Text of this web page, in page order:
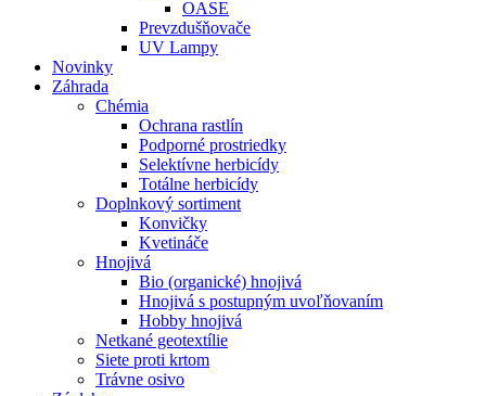
OASE
Prevzdušňovače
UV Lampy
Novinky
Záhrada
Chémia
Ochrana rastlín
Podporné prostriedky
Selektívne herbicídy
Totálne herbicídy
Doplnkový sortiment
Konvičky
Kvetináče
Hnojivá
Bio (organické) hnojivá
Hnojivá s postupným uvoľňovaním
Hobby hnojivá
Netkané geotextílie
Siete proti krtom
Trávne osivo